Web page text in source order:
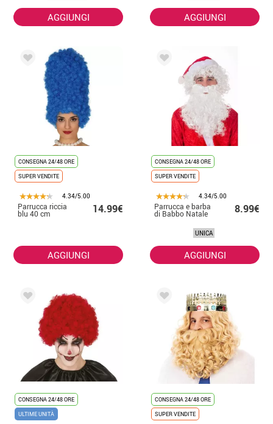
AGGIUNGI AGGIUNGI
CONSEGNA 24/48 ORE
SUPER VENDITE
4.34/5.00
Parrucca riccia
blu 40 cm 14.99€
AGGIUNGI
CONSEGNA 24/48 ORE
SUPER VENDITE
4.34/5.00
Parrucca e barba
di Babbo Natale 8.99€
UNICA
AGGIUNGI
CONSEGNA 24/48 ORE
ULTIME UNITÀ
CONSEGNA 24/48 ORE
SUPER VENDITE